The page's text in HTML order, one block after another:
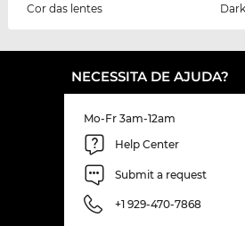
Cor das lentes
NECESSITA DE AJUDA?
Mo-Fr 3am-12am
Help Center
Submit a request
+1 929-470-7868